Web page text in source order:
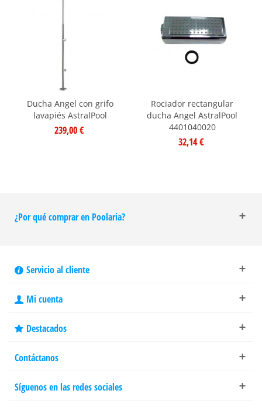
Ducha Angel con grifo
lavapiés AstralPool
239,00 €
Rociador rectangular
ducha Angel AstralPool
4401040020
32,14 €
¿Por qué comprar en Poolaria?
Servicio al cliente
Mi cuenta
Destacados
Contáctanos
Síguenos en las redes sociales